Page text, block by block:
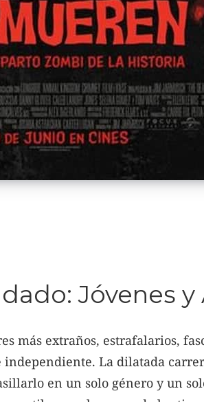
Jóvenes y
más extraños, estrafalarios,
La dilatada
en un solo género y un